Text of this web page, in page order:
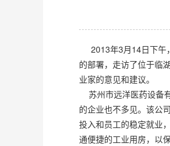
2013年3月14日下午
的部署，走访了位于临
业家的意见和建议。
苏州市远洋医药设备
的企业也不多见。该公
投入和员工的稳定就业
通便捷的工业用房，以